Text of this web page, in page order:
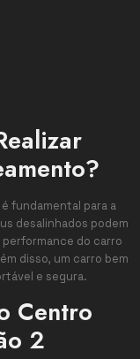
fundamental para a
desalinhados podem
do carro
disso, um carro bem
e segura.
Centro
2